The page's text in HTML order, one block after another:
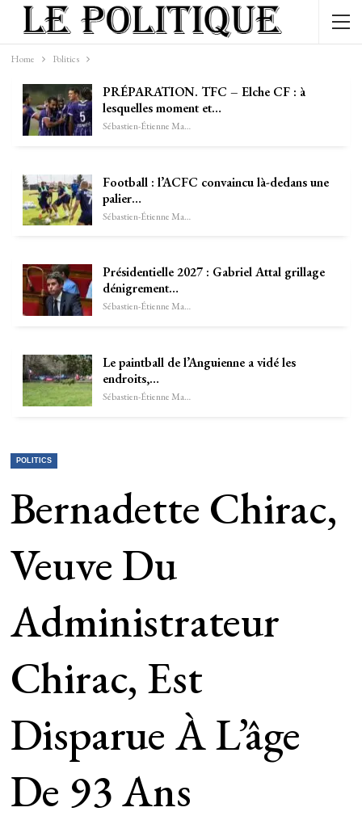
Home Politics
PRÉPARATION. TFC – Elche CF : à
lesquelles moment et…
Sébastien-Étienne Marechal
Football : l’ACFC convaincu là-dedans une
palier…
Sébastien-Étienne Marechal
Présidentielle 2027 : Gabriel Attal grillage
dénigrement…
Sébastien-Étienne Marechal
Le paintball de l’Anguienne a vidé les
endroits,…
Sébastien-Étienne Marechal
POLITICS
Bernadette Chirac,
Veuve Du
Administrateur
Chirac, Est
Disparue À L’âge
De 93 Ans